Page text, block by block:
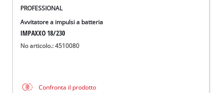
PROFESSIONAL
Avvitatore a impulsi a batteria
IMPAXXO 18/230
No articolo.: 4510080
Confronta il prodotto